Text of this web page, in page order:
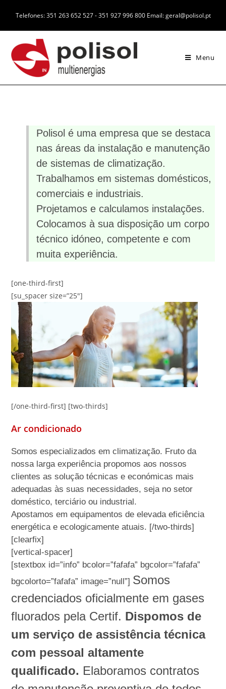
Telefones: 351 263 652 527 - 351 927 996 800 Email: geral@polisol.pt
Menu
Polisol é uma empresa que se destaca
nas áreas da instalação e manutenção
de sistemas de climatização.
Trabalhamos em sistemas domésticos,
comerciais e industriais.
Projetamos e calculamos instalações.
Colocamos à sua disposição um corpo
técnico idóneo, competente e com
muita experiência.
[one-third-first]
[su_spacer size=”25″]
[/one-third-first] [two-thirds]
Ar condicionado
Somos especializados em climatização. Fruto da
nossa larga experiência propomos aos nossos
clientes as solução técnicas e económicas mais
adequadas às suas necessidades, seja no setor
doméstico, terciário ou industrial.
Apostamos em equipamentos de elevada eficiência
energética e ecologicamente atuais. [/two-thirds]
[clearfix]
[vertical-spacer]
[stextbox id=”info” bcolor=”fafafa” bgcolor=”fafafa”
bgcolorto=”fafafa” image=”null”] Somos
credenciados oficialmente em gases
fluorados pela Certif. Dispomos de
um serviço de assistência técnica
com pessoal altamente
qualificado. Elaboramos contratos